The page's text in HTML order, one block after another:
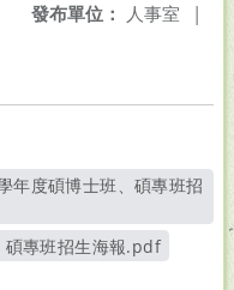
發布單位： 人事室 |
開新視窗
碩專班招生海報.pdf